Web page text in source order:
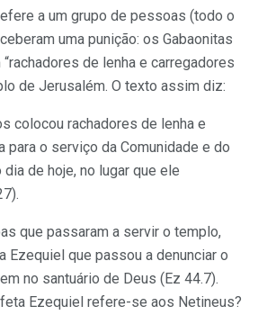
a um grupo de pessoas (todo o
uma punição: os Gabaonitas
de lenha e carregadores
de Jerusalém. O texto assim diz:
colocou rachadores de lenha e
para o serviço da Comunidade e do
de hoje, no lugar que ele
que passaram a servir o templo,
Ezequiel que passou a denunciar o
no santuário de Deus (Ez 44.7).
Ezequiel refere-se aos Netineus?